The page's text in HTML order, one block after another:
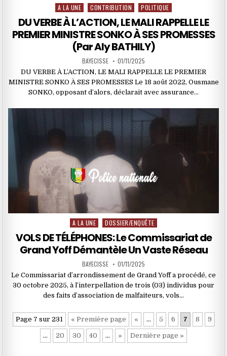
Posted
in
A LA UNE CONTRIBUTION POLITIQUE
DU VERBE À L’ACTION, LE MALI RAPPELLE LE
PREMIER MINISTRE SONKO À SES PROMESSES
(Par Aly BATHILY)
BAYECISSE 01/11/2025
DU VERBE À L’ACTION, LE MALI RAPPELLE LE PREMIER
MINISTRE SONKO À SES PROMESSES Le 18 août 2022, Ousmane
SONKO, opposant d’alors, déclarait avec assurance…
Posted
in
A LA UNE DOSSIER/ENQUÊTE
VOLS DE TÉLÉPHONES: Le Commissariat de
Grand Yoff Démantèle Un Vaste Réseau
BAYECISSE 01/11/2025
Le Commissariat d’arrondissement de Grand Yoff a procédé, ce
30 octobre 2025, à l’interpellation de trois (03) individus pour
des faits d’association de malfaiteurs, vols…
Page 7 sur 231 « Première page « … 5 6 7 8 9
… 20 30 40 … » Dernière page »